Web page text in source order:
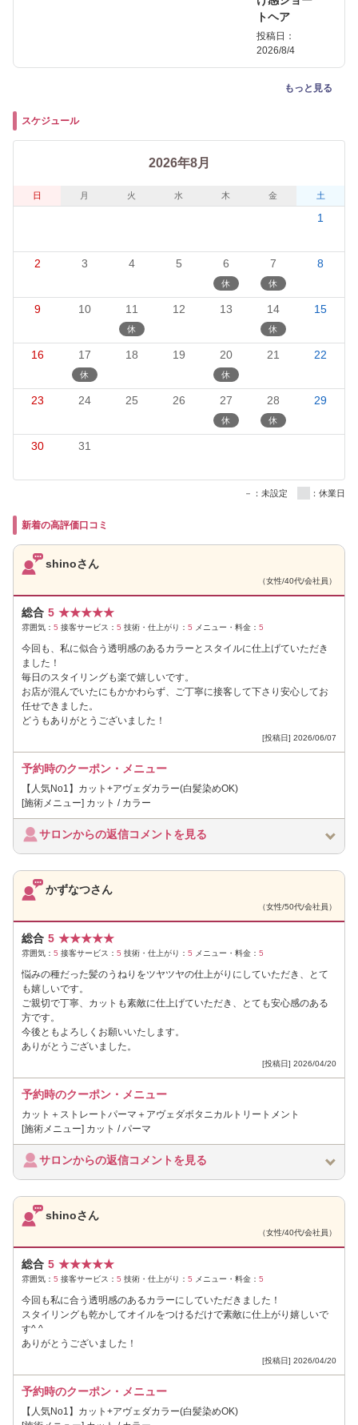
トヘア
投稿日：
2026/8/4
もっと見る
スケジュール
2026年8月
日 月 火 水 木 金 土
1
2 3 4 5 6 7 8
9 10 11 12 13 14 15
16 17 18 19 20 21 22
23 24 25 26 27 28 29
30 31
－：未設定 ：休業日
新着の高評価口コミ
shinoさん
（女性/40代/会社員）
総合 5 ★★★★★
雰囲気： 5 接客サービス： 5 技術・仕上がり： 5 メニュー・料金： 5
今回も、私に似合う透明感のあるカラーとスタイルに仕上げていただき
ました！
毎日のスタイリングも楽で嬉しいです。
お店が混んでいたにもかかわらず、ご丁寧に接客して下さり安心してお
任せできました。
どうもありがとうございました！
[投稿日] 2026/06/07
予約時のクーポン・メニュー
【人気No1】カット+アヴェダカラー(白髪染めOK)
[施術メニュー] カット / カラー
サロンからの返信コメントを見る
かずなつさん
（女性/50代/会社員）
総合 5 ★★★★★
雰囲気： 5 接客サービス： 5 技術・仕上がり： 5 メニュー・料金： 5
悩みの種だった髪のうねりをツヤツヤの仕上がりにしていただき、とて
も嬉しいです。
ご親切で丁寧、カットも素敵に仕上げていただき、とても安心感のある
方です。
今後ともよろしくお願いいたします。
ありがとうございました。
[投稿日] 2026/04/20
予約時のクーポン・メニュー
カット＋ストレートパーマ＋アヴェダボタニカルトリートメント
[施術メニュー] カット / パーマ
サロンからの返信コメントを見る
shinoさん
（女性/40代/会社員）
総合 5 ★★★★★
雰囲気： 5 接客サービス： 5 技術・仕上がり： 5 メニュー・料金： 5
今回も私に合う透明感のあるカラーにしていただきました！
スタイリングも乾かしてオイルをつけるだけで素敵に仕上がり嬉しいで
す^ ^
ありがとうございました！
[投稿日] 2026/04/20
予約時のクーポン・メニュー
【人気No1】カット+アヴェダカラー(白髪染めOK)